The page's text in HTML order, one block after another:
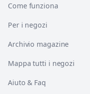
Come funziona
Per i negozi
Archivio magazine
Mappa tutti i negozi
Aiuto & Faq